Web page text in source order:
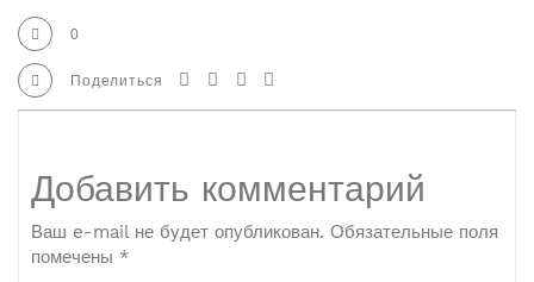
0
Поделиться
Добавить комментарий
Ваш e-mail не будет опубликован. Обязательные поля
помечены *